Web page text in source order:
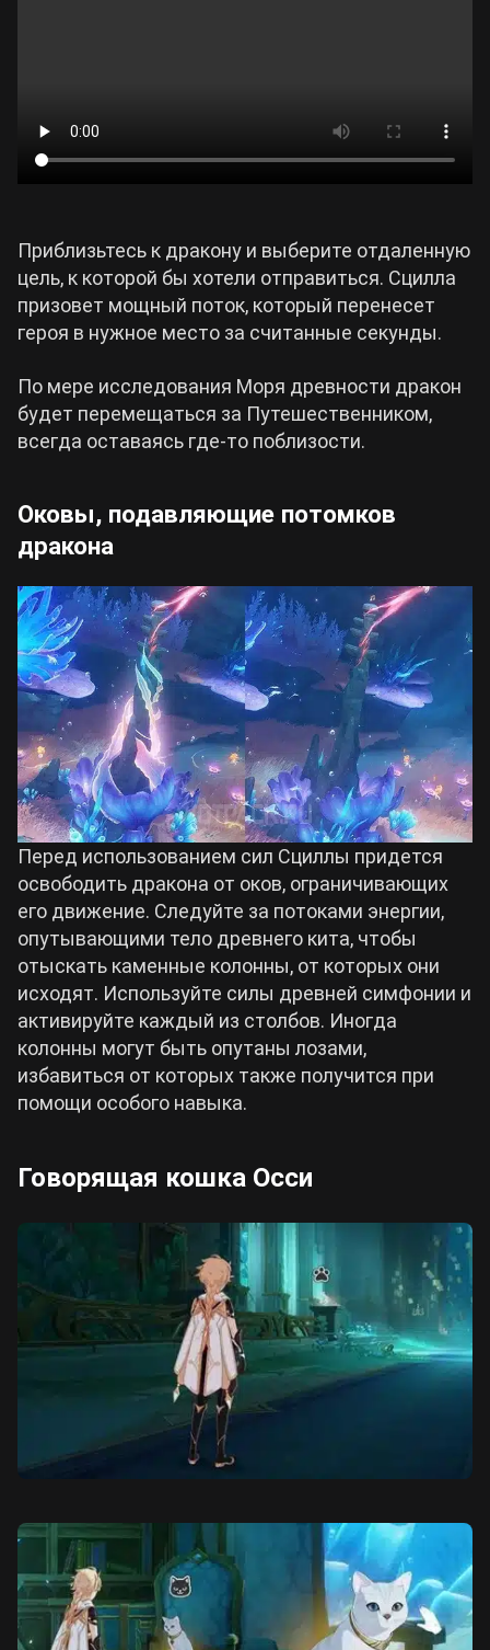
Приблизьтесь к дракону и выберите отдаленную
цель, к которой бы хотели отправиться. Сцилла
призовет мощный поток, который перенесет
героя в нужное место за считанные секунды.
По мере исследования Моря древности дракон
будет перемещаться за Путешественником,
всегда оставаясь где-то поблизости.
Оковы, подавляющие потомков
дракона
Перед использованием сил Сциллы придется
освободить дракона от оков, ограничивающих
его движение. Следуйте за потоками энергии,
опутывающими тело древнего кита, чтобы
отыскать каменные колонны, от которых они
исходят. Используйте силы древней симфонии и
активируйте каждый из столбов. Иногда
колонны могут быть опутаны лозами,
избавиться от которых также получится при
помощи особого навыка.
Говорящая кошка Осси